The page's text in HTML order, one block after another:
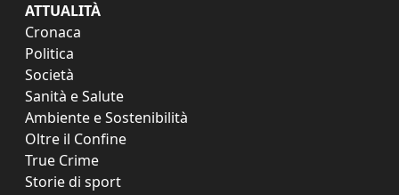
ATTUALITÀ
Cronaca
Politica
Società
Sanità e Salute
Ambiente e Sostenibilità
Oltre il Confine
True Crime
Storie di sport